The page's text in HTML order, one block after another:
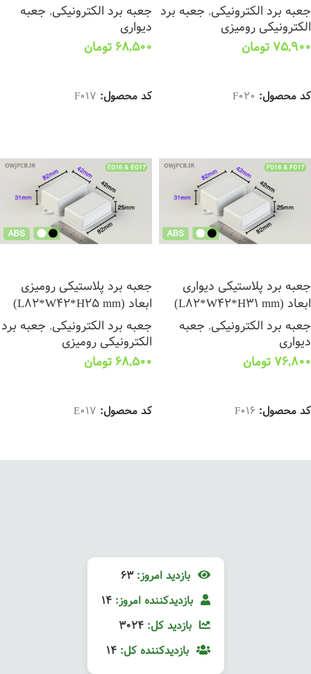
جعبه برد الکترونیکی, جعبه برد
الکترونیکی رومیزی
75,900 تومان
کد محصول: F020
جعبه برد الکترونیکی, جعبه
دیواری
68,500 تومان
کد محصول: F017
جعبه برد پلاستیکی دیواری
ابعاد (L82*W42*H31 mm)
جعبه برد الکترونیکی, جعبه
دیواری
76,800 تومان
کد محصول: F016
جعبه برد پلاستیکی رومیزی
ابعاد (L82*W42*H25 mm)
جعبه برد الکترونیکی, جعبه برد
الکترونیکی رومیزی
68,500 تومان
کد محصول: E017
بازدید امروز: 63
بازدیدکننده امروز: 14
بازدید کل: 3024
بازدیدکننده کل: 14